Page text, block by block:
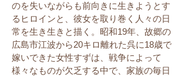
のを失いながらも前向きに生きようとす
るヒロインと、彼女を取り巻く人々の日
常を生き生きと描く。昭和19年、故郷の
広島市江波から20キロ離れた呉に18歳で
嫁いできた女性すずは、戦争によって
様々なものが欠乏する中で、家族の毎日